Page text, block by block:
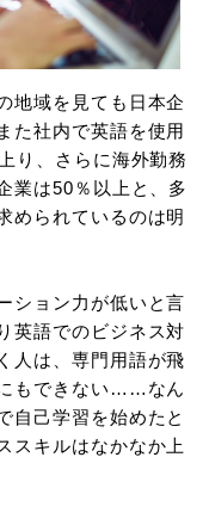
地域を見ても日本企
た社内で英語を使用
り、さらに海外勤務
業は50％以上と、多
められているのは明
ション力が低いと言
英語でのビジネス対
人は、専門用語が飛
もできない……なん
自己学習を始めたと
スキルはなかなか上